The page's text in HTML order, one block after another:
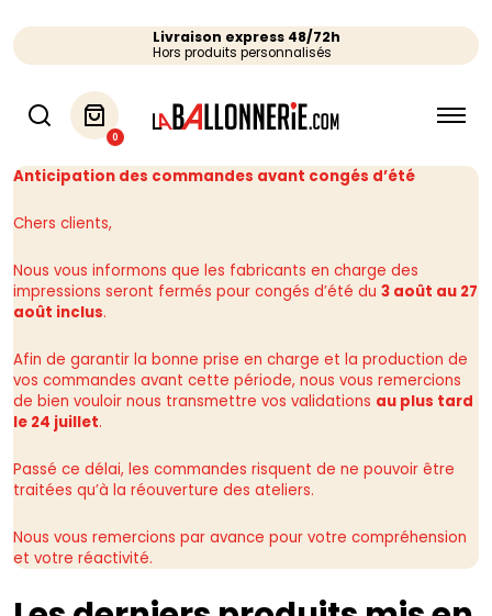
Livraison express 48/72h
Hors produits personnalisés
0
Anticipation des commandes avant congés d’été
Chers clients,
Nous vous informons que les fabricants en charge des
impressions seront fermés pour congés d’été du 3 août au 27
août inclus.
Afin de garantir la bonne prise en charge et la production de
vos commandes avant cette période, nous vous remercions
de bien vouloir nous transmettre vos validations au plus tard
le 24 juillet.
Passé ce délai, les commandes risquent de ne pouvoir être
traitées qu’à la réouverture des ateliers.
Nous vous remercions par avance pour votre compréhension
et votre réactivité.